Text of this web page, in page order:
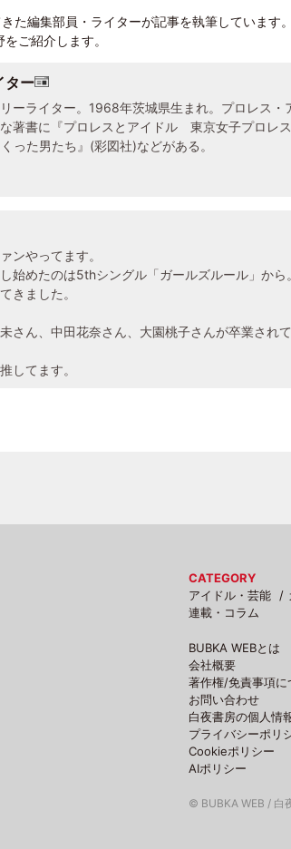
た編集部員・ライターが記事を執筆しています。
ご紹介します。
ター
ーライター。1968年茨城県生まれ。プロレス・
著書に『プロレスとアイドル 東京女子プロレス
った男たち』(彩図社)などがある。
ンやってます。
始めたのは5thシングル「ガールズルール」から。
きました。
さん、中田花奈さん、大園桃子さんが卒業され
してます。
CATEGORY
アイドル・芸能
連載・コラム
BUBKA WEBとは
会社概要
著作権/免責事項に
お問い合わせ
白夜書房の個人情
プライバシーポリ
Cookieポリシー
AIポリシー
© BUBKA WEB / 白